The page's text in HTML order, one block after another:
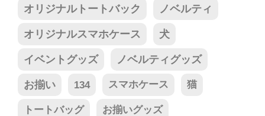
オリジナルトートバック ノベルティ
オリジナルスマホケース 犬
イベントグッズ ノベルティグッズ
お揃い 134 スマホケース 猫
トートバッグ お揃いグッズ